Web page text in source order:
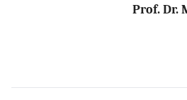
Prof. Dr.